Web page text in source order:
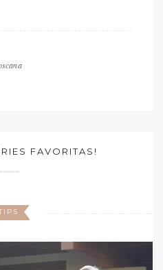
FAVORITAS!